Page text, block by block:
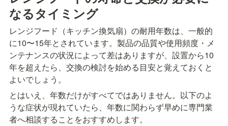
なるタイミング
レンジフード（キッチン換気扇）の耐用年数は、一般的
に10〜15年とされています。製品の品質や使用頻度・メ
ンテナンスの状況によって差はありますが、設置から10
年を超えたら、交換の検討を始める目安と覚えておくと
よいでしょう。
とはいえ、年数だけがすべてではありません。以下のよ
うな症状が現れていたら、年数に関わらず早めに専門業
者へ相談することをおすすめします。